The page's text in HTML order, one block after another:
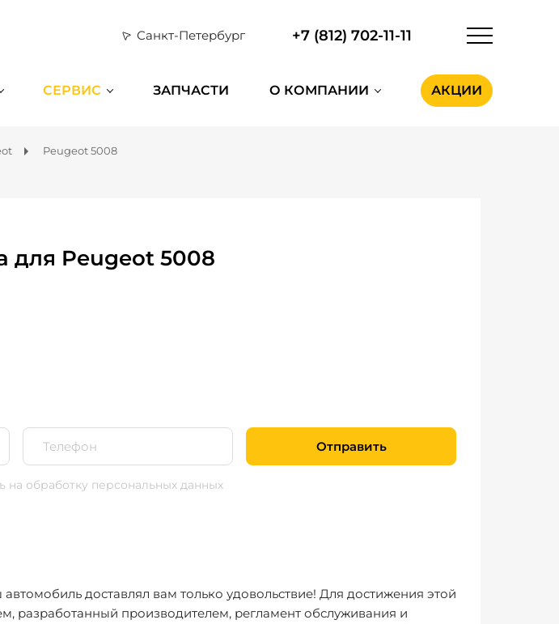
Санкт-Петербург +7 (812) 702-11-11
СЕРВИС ЗАПЧАСТИ О КОМПАНИИ АКЦИИ
Peugeot 5008
для Peugeot 5008
Отправить
на обработку персональных данных
доставлял вам только удовольствие! Для достижения этой
разработанный производителем, регламент обслуживания и